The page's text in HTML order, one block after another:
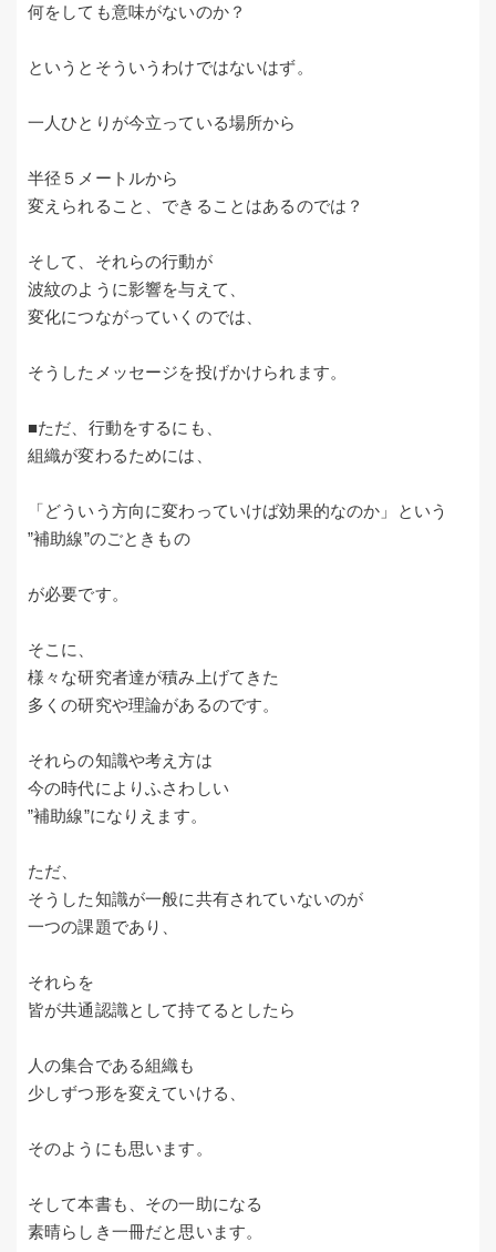
何をしても意味がないのか？
というとそういうわけではないはず。
一人ひとりが今立っている場所から
半径５メートルから
変えられること、できることはあるのでは？
そして、それらの行動が
波紋のように影響を与えて、
変化につながっていくのでは、
そうしたメッセージを投げかけられます。
■ただ、行動をするにも、
組織が変わるためには、
「どういう方向に変わっていけば効果的なのか」という
”補助線”のごときもの
が必要です。
そこに、
様々な研究者達が積み上げてきた
多くの研究や理論があるのです。
それらの知識や考え方は
今の時代によりふさわしい
”補助線”になりえます。
ただ、
そうした知識が一般に共有されていないのが
一つの課題であり、
それらを
皆が共通認識として持てるとしたら
人の集合である組織も
少しずつ形を変えていける、
そのようにも思います。
そして本書も、その一助になる
素晴らしき一冊だと思います。